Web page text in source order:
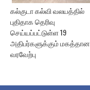
கல்குடா கல்வி வலயத்தில்
புதிதாக தெரிவு
செய்யப்பட்டுள்ள 19
அதிபர்களுக்கும் மகத்தான
வரவேற்பு